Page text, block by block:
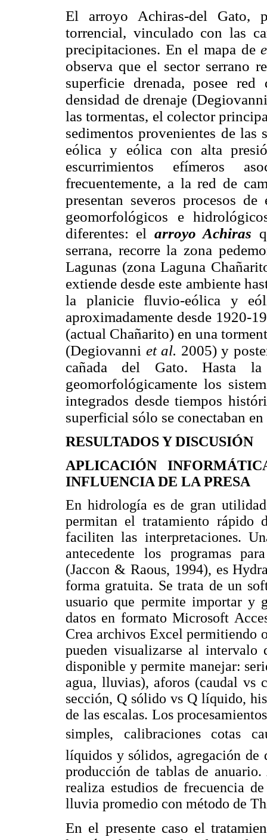
El arroyo Achiras-del Gato,
torrencial, vinculado con las
precipitaciones. En el mapa de
observa que el sector serrano
superficie drenada, posee
densidad de drenaje
las tormentas, el colector
sedimentos provenientes de
eólica y eólica con alta
escurrimientos efímeros
frecuentemente, a la red de
presentan severos procesos
geomorfológicos e
diferentes: el arroyo Achiras
serrana, recorre la zona
Lagunas (zona Laguna
extiende desde este ambiente
la planicie fluvio-eólica y
aproximadamente desde 1920-
(actual Chañarito) en una
(Degiovanni et al. 2005) y
cañada del Gato. Hasta
geomorfológicamente los
integrados desde tiempos
superficial sólo se conectaban en
RESULTADOS Y DISCUSIÓN
APLICACIÓN
INFLUENCIA DE LA PRESA
En hidrología es de gran
permitan el tratamiento rápido
faciliten las interpretaciones.
antecedente los programas
(Jaccon & Raous, 1994), es
forma gratuita. Se trata de un
usuario que permite importar y
datos en formato Microsoft
Crea archivos Excel permitiendo
pueden visualizarse al
disponible y permite manejar:
agua, lluvias), aforos (caudal vs
sección, Q sólido vs Q líquido,
de las escalas. Los
simples, calibraciones cotas
líquidos y sólidos, agregación de
producción de tablas de
realiza estudios de frecuencia
lluvia promedio con método de
En el presente caso el